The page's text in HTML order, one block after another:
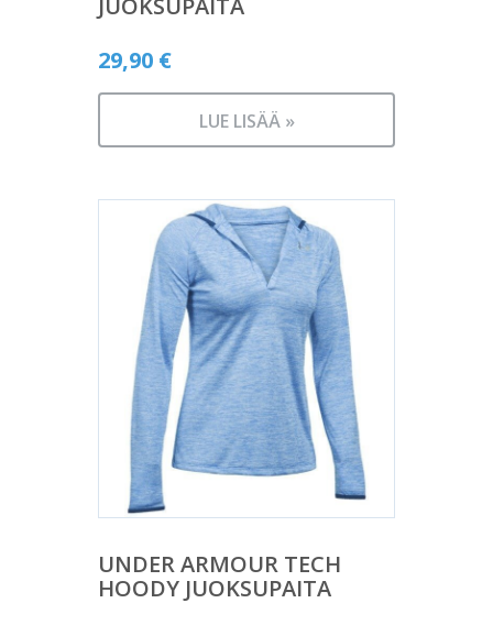
JUOKSUPAITA
29,90 €
LUE LISÄÄ »
UNDER ARMOUR TECH
HOODY JUOKSUPAITA